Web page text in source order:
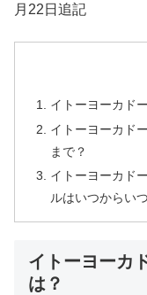
月22日追記
イトーヨーカド
イトーヨーカド
まで？
イトーヨーカド
ルはいつからい
イトーヨーカ
は？